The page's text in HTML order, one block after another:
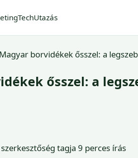
TechUtazás
Magyar borvidékek ősszel: a
ősszel: a
tagja 9 perces írás